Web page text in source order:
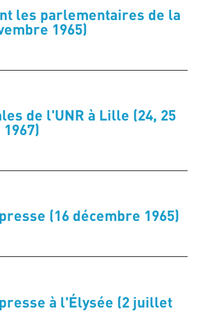
les parlementaires de la
1965)
de l'UNR à Lille (24, 25
(16 décembre 1965)
à l'Élysée (2 juillet